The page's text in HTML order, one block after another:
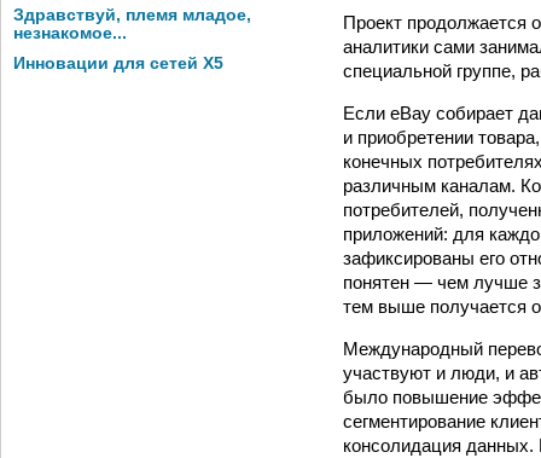
Здравствуй, племя младое,
незнакомое...
Инновации для сетей X5
Проект продолжается
аналитики сами
специальной группе,
Если eBay собирает
и приобретении
конечных
различным каналам.
потребителей,
приложений: для
зафиксированы его
понятен — чем лучше
тем выше получается
Международный
участвуют и люди, и
было повышение
сегментирование
консолидация